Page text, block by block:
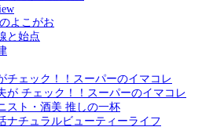
よこがお
と始点
チェック！！スーパーのイマコレ
が チェック！！スーパーのイマコレ
スト・酒美 推しの一杯
ナチュラルビューティーライフ